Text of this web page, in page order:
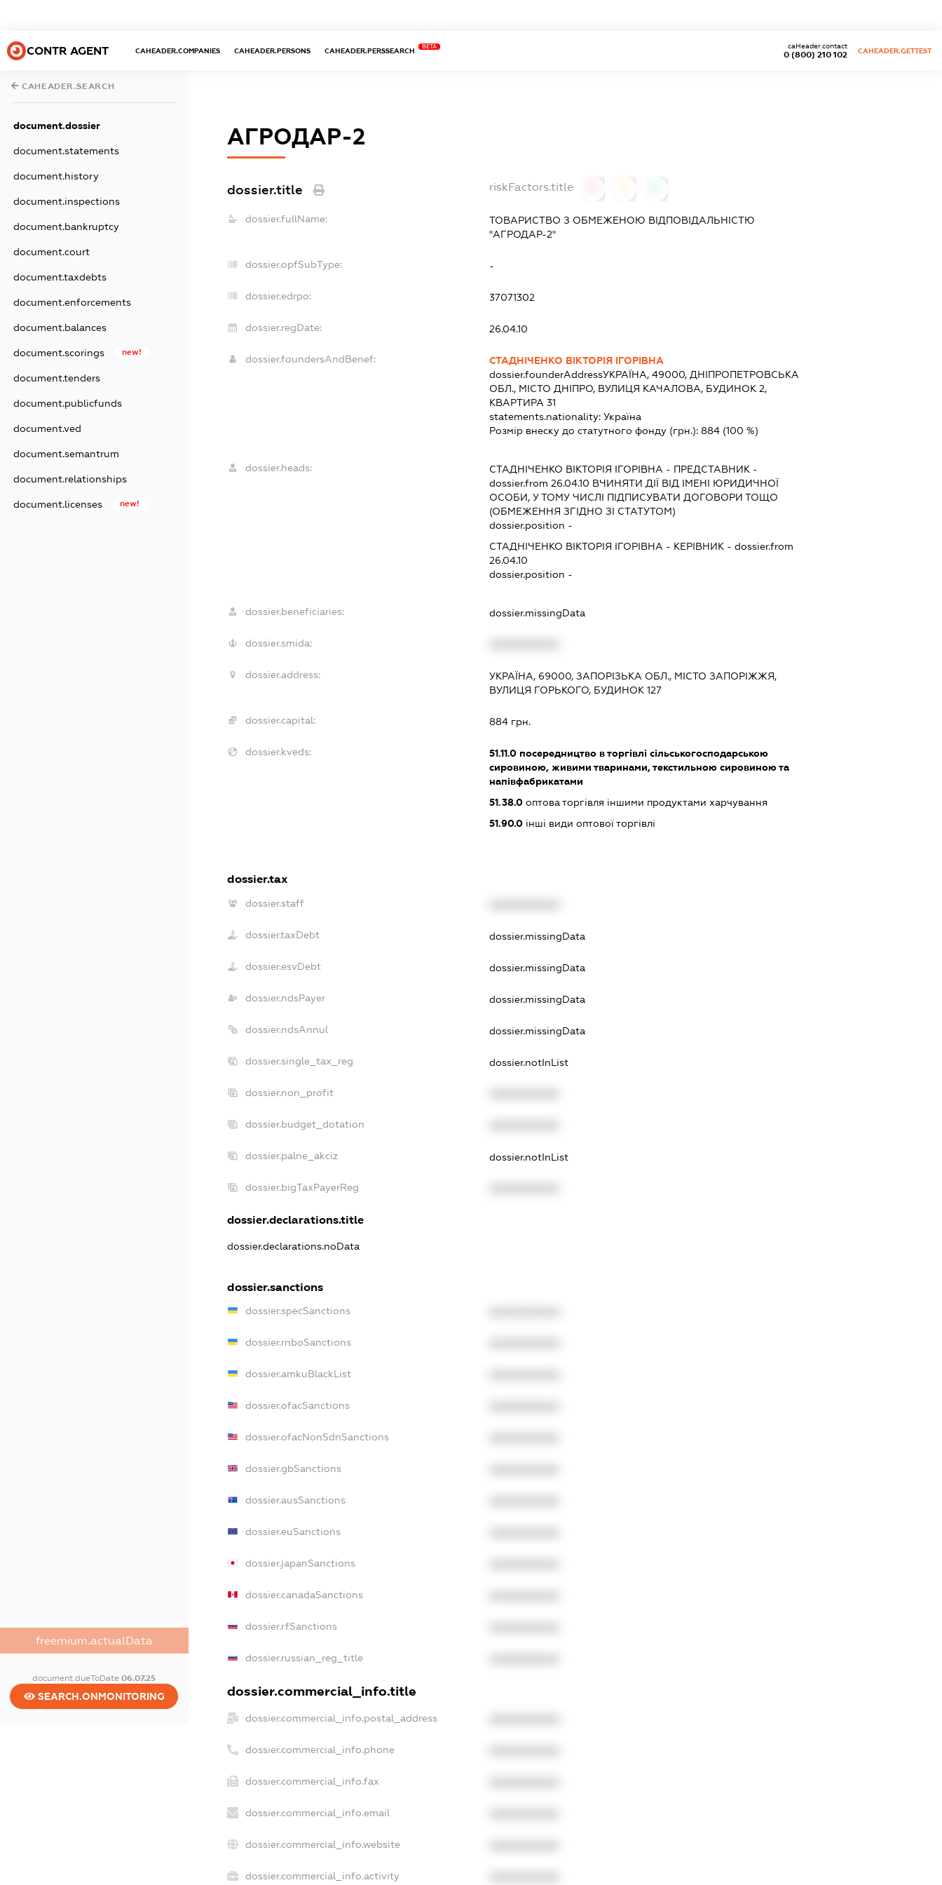
CONTR AGENT CAHEADER.COMPANIES CAHEADER.PERSONS CAHEADER.PERSSEARCH
BETA
0 (800) 210 102
caHeader.contact
CAHEADER.GETTEST
CAHEADER.SEARCH
document.dossier
document.statements
document.history
document.inspections
document.bankruptcy
document.court
document.taxdebts
document.enforcements
document.balances
document.scorings new!
document.tenders
document.publicfunds
document.ved
document.semantrum
document.relationships
document.licenses new!
freemium.actualData
document.dueToDate06.07.25
SEARCH.ONMONITORING
АГРОДАР-2
dossier.title riskFactors.title
dossier.fullName:
ТОВАРИСТВО З ОБМЕЖЕНОЮ ВІДПОВІДАЛЬНІСТЮ
"АГРОДАР-2"
dossier.opfSubType: -
dossier.edrpo: 37071302
dossier.regDate: 26.04.10
dossier.foundersAndBenef:
СТАДНІЧЕНКО ВІКТОРІЯ ІГОРІВНА
dossier.founderAddressУКРАЇНА, 49000, ДНІПРОПЕТРОВСЬКА
ОБЛ., МІСТО ДНІПРО, ВУЛИЦЯ КАЧАЛОВА, БУДИНОК 2,
КВАРТИРА 31
statements.nationality: Україна
Розмір внеску до статутного фонду (грн.): 884(100 %)
dossier.heads: СТАДНІЧЕНКО ВІКТОРІЯ ІГОРІВНА - ПРЕДСТАВНИК-
dossier.from 26.04.10 ВЧИНЯТИ ДІЇ ВІД ІМЕНІ ЮРИДИЧНОЇ
ОСОБИ, У ТОМУ ЧИСЛІ ПІДПИСУВАТИ ДОГОВОРИ ТОЩО
(ОБМЕЖЕННЯ ЗГІДНО ЗІ СТАТУТОМ)
dossier.position -
СТАДНІЧЕНКО ВІКТОРІЯ ІГОРІВНА - КЕРІВНИК- dossier.from
26.04.10
dossier.position -
dossier.beneficiaries: dossier.missingData
dossier.smida:
dossier.address:
УКРАЇНА, 69000, ЗАПОРІЗЬКА ОБЛ., МІСТО ЗАПОРІЖЖЯ,
ВУЛИЦЯ ГОРЬКОГО, БУДИНОК 127
dossier.capital: 884 грн.
dossier.kveds: 51.11.0посередництво в торгівлі сільськогосподарською
сировиною, живими тваринами, текстильною сировиною та
напівфабрикатами
51.38.0оптова торгівля іншими продуктами харчування
51.90.0інші види оптової торгівлі
dossier.tax
dossier.staff
dossier.taxDebt dossier.missingData
dossier.esvDebt dossier.missingData
dossier.ndsPayer dossier.missingData
dossier.ndsAnnul dossier.missingData
dossier.single_tax_reg dossier.notInList
dossier.non_profit
dossier.budget_dotation
dossier.palne_akciz dossier.notInList
dossier.bigTaxPayerReg
dossier.declarations.title
dossier.declarations.noData
dossier.sanctions
dossier.specSanctions
dossier.rnboSanctions
dossier.amkuBlackList
dossier.ofacSanctions
dossier.ofacNonSdnSanctions
dossier.gbSanctions
dossier.ausSanctions
dossier.euSanctions
dossier.japanSanctions
dossier.canadaSanctions
dossier.rfSanctions
dossier.russian_reg_title
dossier.commercial_info.title
dossier.commercial_info.postal_address
dossier.commercial_info.phone
dossier.commercial_info.fax
dossier.commercial_info.email
dossier.commercial_info.website
dossier.commercial_info.activity